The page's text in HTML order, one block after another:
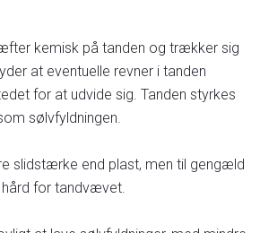
kemisk på tanden og trækker sig
at eventuelle revner i tanden
for at udvide sig. Tanden styrkes
sølvfyldningen.
slidstærke end plast, men til gengæld
for tandvævet.